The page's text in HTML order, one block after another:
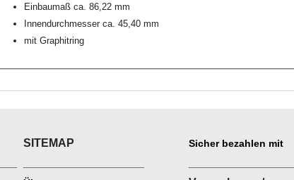
Einbaumaß ca. 86,22 mm
Innendurchmesser ca. 45,40 mm
mit Graphitring
SITEMAP
Sicher bezahlen mit